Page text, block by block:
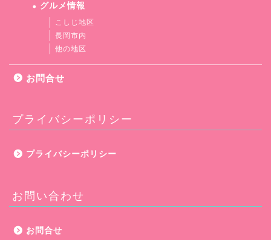
グルメ情報
こしじ地区
長岡市内
他の地区
お問合せ
プライバシーポリシー
プライバシーポリシー
お問い合わせ
お問合せ